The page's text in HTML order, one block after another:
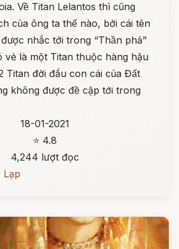
Về Titan Lelantos thì cũng
của ông ta thế nào, bởi cái tên
nhắc tới trong “Thần phả”
vẻ là một Titan thuộc hàng hậu
Titan đời đầu con cái của Đất
không được đề cập tới trong
18-01-2021
⭐ 4.8
4,244 lượt đọc
Lạp